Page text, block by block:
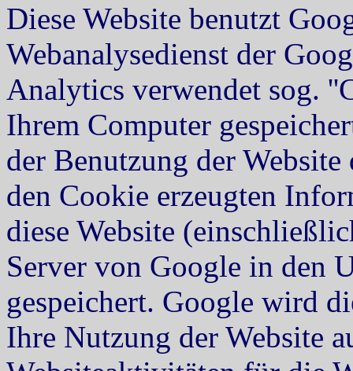
Diese Website benutzt
Webanalysedienst der
Analytics verwendet sog.
Ihrem Computer
der Benutzung der
den Cookie erzeugten
diese Website
Server von Google in den
gespeichert. Google wird
Ihre Nutzung der Website